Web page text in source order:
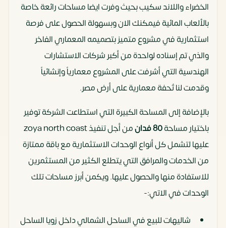
الخضراء واللاند سكيب بحيث وفرت ايضا مساحات رائعة خاصة
بالألعاب المائية فيمكنك الان وبسهولة الحصول على فرصة
استثمارية في مشروع متميز بتصميمه المعماري الفاخر
والذي تم إسناده لواحدة من أكبر شركات الاستشارات
الهندسية التي أشرفت على المشروع معمارياً وإنشائياً
وقدمت لنا تُحفة معمارية على أرض مصر.
بالإضافة إلى المساحة الكبيرة التي استطاعت الشركة توفير
باختيار مساحة80 فدان
من أجل تنفيذ zoya north coast
عليها لتشمل كل أنواع الوحدات الاستثمارية مع باقة ممتازة
من الخدمات والمرافق التي يتطلع الكثير من المستثمرين
للاستفادة منها والحصول عليها. ويكمن أبرز مساحات تلك
الوحدات في الاتي:-
شاليهات للبيع في الساحل الشمالي داخل زويا الساحل